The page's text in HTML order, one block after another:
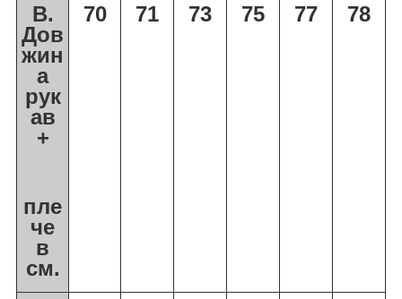
В.
Дов
жин
а
рук
ав
+
пле
че
в
см.
70 71 73 75 77 78